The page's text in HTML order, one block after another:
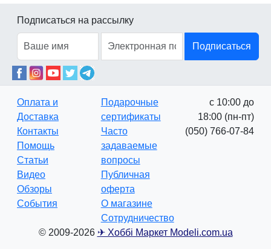
Подписаться на рассылку
Подписаться
Оплата и
Доставка
Контакты
Помощь
Статьи
Видео
Обзоры
События
Подарочные
сертификаты
Часто
задаваемые
вопросы
Публичная
оферта
О магазине
Сотрудничество
с 10:00 до
18:00 (пн-пт)
(050) 766-07-84
© 2009-2026 ✈ Хоббі Маркет Modeli.com.ua